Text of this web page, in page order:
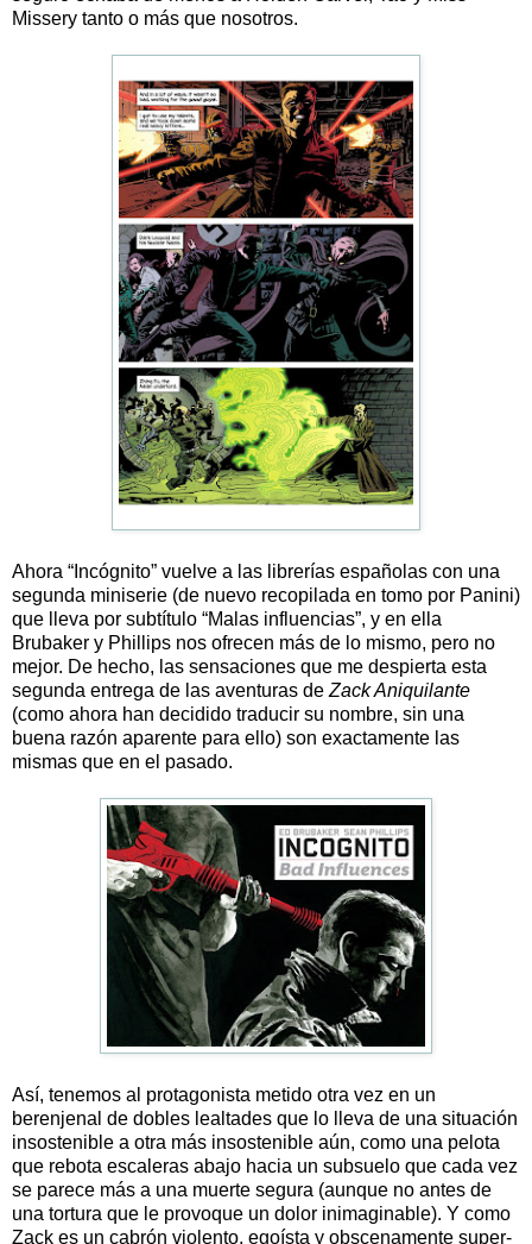
Missery tanto o más que nosotros.
Ahora “Incógnito” vuelve a las librerías españolas con una
segunda miniserie (de nuevo recopilada en tomo por Panini)
que lleva por subtítulo “Malas influencias”, y en ella
Brubaker y Phillips nos ofrecen más de lo mismo, pero no
mejor. De hecho, las sensaciones que me despierta esta
segunda entrega de las aventuras de Zack Aniquilante
(como ahora han decidido traducir su nombre, sin una
buena razón aparente para ello) son exactamente las
mismas que en el pasado.
Así, tenemos al protagonista metido otra vez en un
berenjenal de dobles lealtades que lo lleva de una situación
insostenible a otra más insostenible aún, como una pelota
que rebota escaleras abajo hacia un subsuelo que cada vez
se parece más a una muerte segura (aunque no antes de
una tortura que le provoque un dolor inimaginable). Y como
Zack es un cabrón violento, egoísta y obscenamente super-